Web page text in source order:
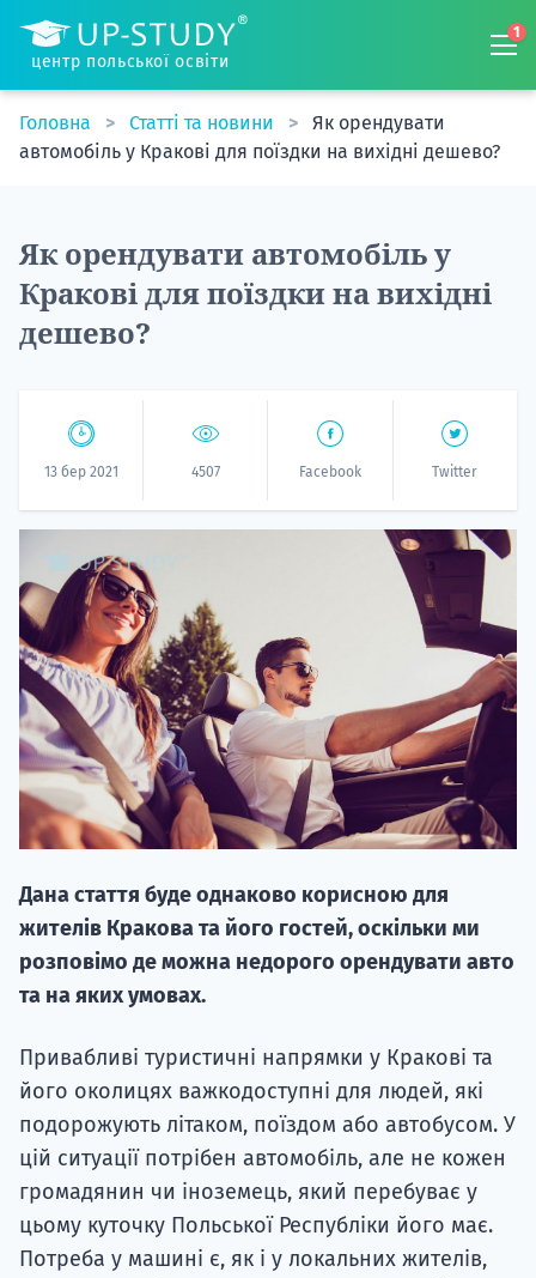
центр польської освіти
1
Головна Статті та новини
Як орендувати
автомобіль у Кракові для поїздки на вихідні дешево?
Як орендувати автомобіль у
Кракові для поїздки на вихідні
дешево?
13 бер 2021 4507 Facebook Twitter
Дана стаття буде однаково корисною для
жителів Кракова та його гостей, оскільки ми
розповімо де можна недорого орендувати авто
та на яких умовах.
Привабливі туристичні напрямки у Кракові та
його околицях важкодоступні для людей, які
подорожують літаком, поїздом або автобусом. У
цій ситуації потрібен автомобіль, але не кожен
громадянин чи іноземець, який перебуває у
цьому куточку Польської Республіки його має.
Потреба у машині є, як і у локальних жителів,
НАБІР
вступ на